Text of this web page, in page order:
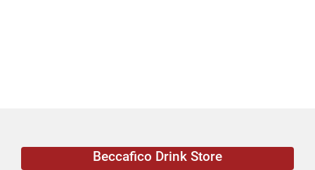
Beccafico Drink Store